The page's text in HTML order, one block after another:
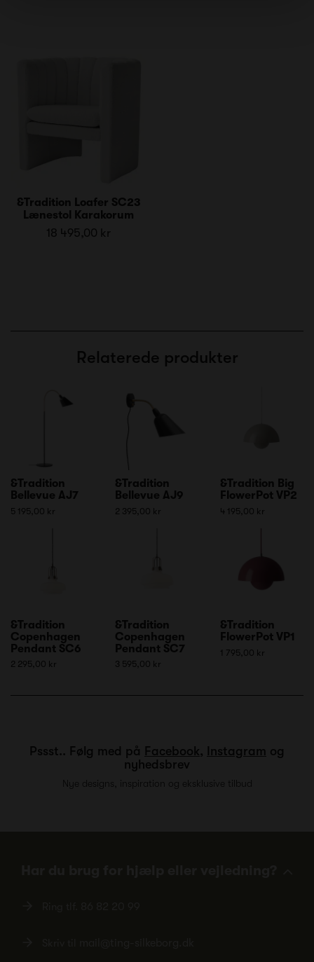
&Tradition Loafer SC23
Lænestol Karakorum
18 495,00 kr
Relaterede produkter
&Tradition
Bellevue AJ7
5 195,00 kr
&Tradition
Bellevue AJ9
2 395,00 kr
&Tradition Big
FlowerPot VP2
4 195,00 kr
&Tradition
Copenhagen
Pendant SC6
2 295,00 kr
&Tradition
Copenhagen
Pendant SC7
3 595,00 kr
&Tradition
FlowerPot VP1
1 795,00 kr
Pssst.. Følg med på Facebook, Instagram og
nyhedsbrev
Nye designs, inspiration og eksklusive tilbud